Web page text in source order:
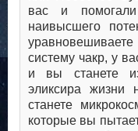
вас и
наивысшего
систему чакр, у
и вы станете
эликсира жизни
станете
которые вы